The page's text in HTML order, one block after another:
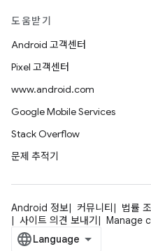
도움받기
Android 고객센터
Pixel 고객센터
www.android.com
Google Mobile Services
Stack Overflow
문제 추적기
Android 정보 커뮤니티 법률
사이트 의견 보내기
Manage